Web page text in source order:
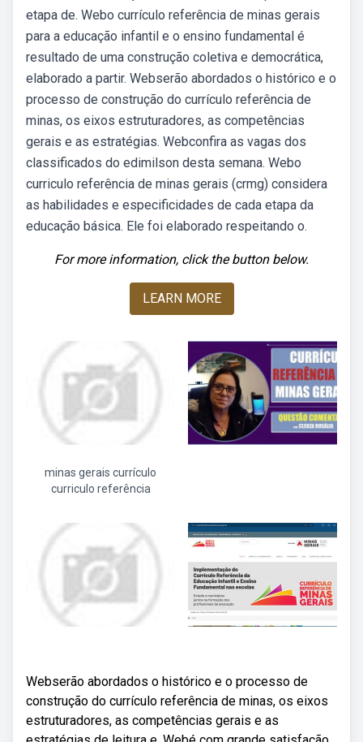
etapa de. Webo currículo referência de minas gerais
para a educação infantil e o ensino fundamental é
resultado de uma construção coletiva e democrática,
elaborado a partir. Webserão abordados o histórico e o
processo de construção do currículo referência de
minas, os eixos estruturadores, as competências
gerais e as estratégias. Webconfira as vagas dos
classificados do edimilson desta semana. Webo
curriculo referência de minas gerais (crmg) considera
as habilidades e especificidades de cada etapa da
educação básica. Ele foi elaborado respeitando o.
For more information, click the button below.
LEARN MORE
minas gerais currículo
curriculo referência
Webserão abordados o histórico e o processo de
construção do currículo referência de minas, os eixos
estruturadores, as competências gerais e as